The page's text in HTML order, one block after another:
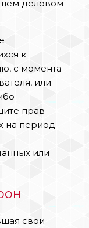
деловом
к
с момента
или
прав
на период
или
свои